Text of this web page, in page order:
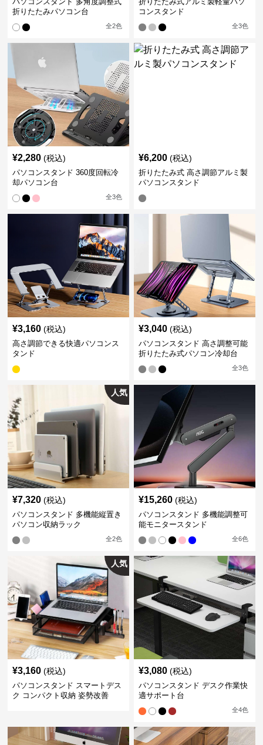
折りたたみパソコン台
全2色
コンスタンド
全3色
¥2,280 (税込)
パソコンスタンド 360度回転冷
却パソコン台
全3色
¥6,200 (税込)
折りたたみ式 高さ調節アルミ製
パソコンスタンド
¥3,160 (税込)
高さ調節できる快適パソコンス
タンド
¥3,040 (税込)
パソコンスタンド 高さ調整可能
折りたたみ式パソコン冷却台
全3色
人気
¥7,320 (税込)
パソコンスタンド 多機能縦置き
パソコン収納ラック
全2色
¥15,260 (税込)
パソコンスタンド 多機能調整可
能モニタースタンド
全6色
人気
¥3,160 (税込)
パソコンスタンド スマートデス
ク コンパクト収納 姿勢改善
¥3,080 (税込)
パソコンスタンド デスク作業快
適サポート台
全4色